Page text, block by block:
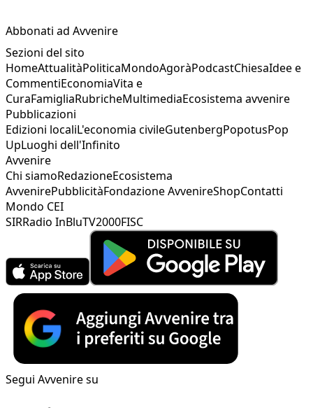
Abbonati ad Avvenire
Sezioni del sito
HomeAttualitàPoliticaMondoAgoràPodcastChiesaIdee e
CommentiEconomiaVita e
CuraFamigliaRubricheMultimediaEcosistema avvenire
Pubblicazioni
Edizioni localiL'economia civileGutenbergPopotusPop
UpLuoghi dell'Infinito
Avvenire
Chi siamoRedazioneEcosistema
AvvenirePubblicitàFondazione AvvenireShopContatti
Mondo CEI
SIRRadio InBluTV2000FISC
Segui Avvenire su